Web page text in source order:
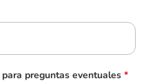
preguntas eventuales *